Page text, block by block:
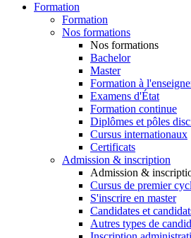
Formation
Formation
Nos formations
Nos formations
Bachelor
Master
Formation à
Examens d'État
Formation continue
Diplômes et pôles
Cursus internationaux
Certificats
Admission & inscription
Admission &
Cursus de premier
S'inscrire en master
Candidates et
Autres types de